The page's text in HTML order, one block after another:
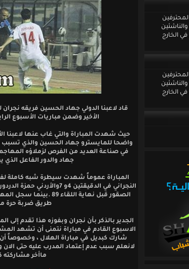
الخارج
الخارج
قاد لاعبنا الدولي جهاد الحسين فريقه
الأخير وضمن مباريات الأسبوع
حيث شهدت المباراة والتي غاب عنها لاعبنا
في صناعة العديد من الفرص لزملاؤه
جهاد والدور الفاعل
المباراة عموماً شهدت سيطرة شبه كاملة
الصقور قبل نهاية
طريق ضربة حرة
الاسبوع القادم في مباراة نتمنى أن تشهد
شارك كبديل في مباراة الهلال ، وخصوصاً أن
لانعلم سبب عدم إعتماد المدرب عليه حتى الان
ماأخر